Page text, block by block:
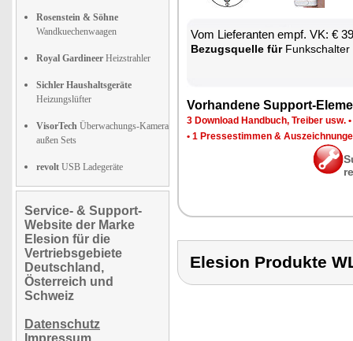
Rosenstein & Söhne
Wandkuechenwaagen
Royal Gardineer Heizstrahler
Sichler Haushaltsgeräte
Heizungslüfter
VisorTech Überwachungs-Kamera
außen Sets
revolt USB Ladegeräte
Service- & Support-
Website der Marke
Elesion für die
Vertriebsgebiete
Deutschland,
Österreich und
Schweiz
Datenschutz
Impressum
Vom Lie­fe­ran­ten empf. VK: €
Be­zugs­quel­le fürFunk­schal­ter
Vor­han­de­ne Sup­port-
3 Down­load Hand­buch, Trei­ber usw. •
• 1 Pres­se­stim­men &
Elesion Produkte